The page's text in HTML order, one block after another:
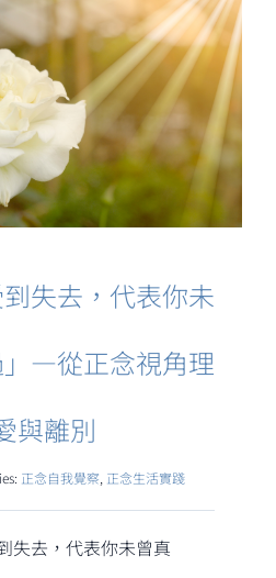
到失去，代表你未
」—從正念視角理
與離別
正念自我覺察 正念生活實踐
失去，代表你未曾真